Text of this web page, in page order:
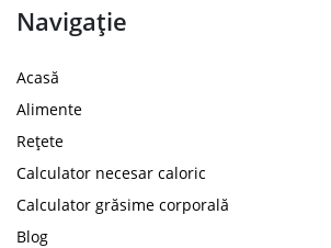
Navigație
Acasă
Alimente
Rețete
Calculator necesar caloric
Calculator grăsime corporală
Blog